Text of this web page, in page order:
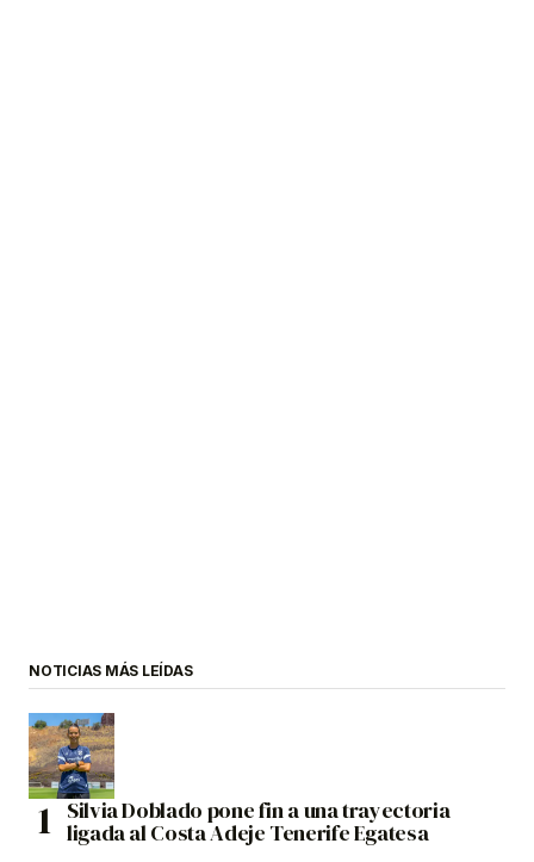
NOTICIAS MÁS LEÍDAS
Silvia Doblado pone fin a una trayectoria
ligada al Costa Adeje Tenerife Egatesa